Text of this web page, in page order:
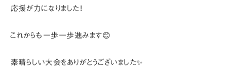
⁡応援が力になりました⁡⁡!
これからも⁡⁡一歩一歩進みます😊
⁡素晴らしい大会をありがとうございました✨ ⁡